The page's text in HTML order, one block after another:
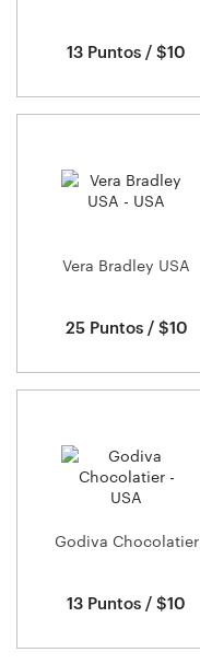
13 Puntos / $10
Vera Bradley USA
25 Puntos / $10
Godiva Chocolatier
13 Puntos / $10